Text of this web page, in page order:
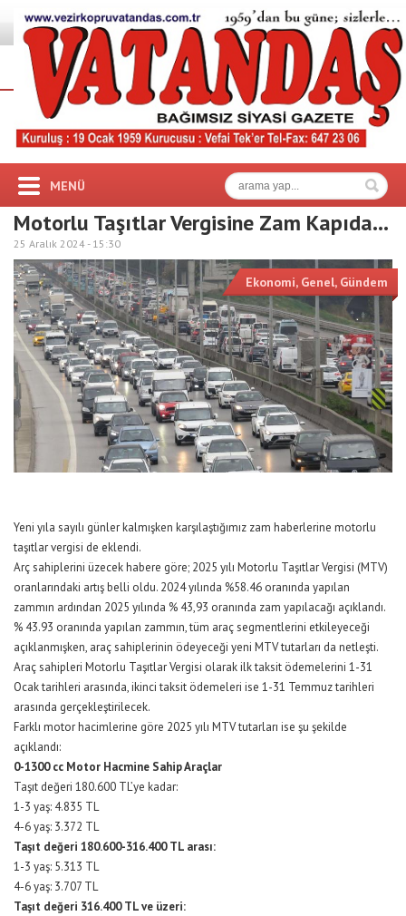
MENÜ
Motorlu Taşıtlar Vergisine Zam Kapıda…
25 Aralık 2024 - 15:30
Ekonomi, Genel, Gündem
Yeni yıla sayılı günler kalmışken karşılaştığımız zam haberlerine motorlu
taşıtlar vergisi de eklendi.
Arç sahiplerini üzecek habere göre; 2025 yılı Motorlu Taşıtlar Vergisi (MTV)
oranlarındaki artış belli oldu. 2024 yılında %58.46 oranında yapılan
zammın ardından 2025 yılında % 43,93 oranında zam yapılacağı açıklandı.
% 43.93 oranında yapılan zammın, tüm araç segmentlerini etkileyeceği
açıklanmışken, araç sahiplerinin ödeyeceği yeni MTV tutarları da netleşti.
Araç sahipleri Motorlu Taşıtlar Vergisi olarak ilk taksit ödemelerini 1-31
Ocak tarihleri arasında, ikinci taksit ödemeleri ise 1-31 Temmuz tarihleri
arasında gerçekleştirilecek.
Farklı motor hacimlerine göre 2025 yılı MTV tutarları ise şu şekilde
açıklandı:
0-1300 cc Motor Hacmine Sahip Araçlar
Taşıt değeri 180.600 TL’ye kadar:
1-3 yaş: 4.835 TL
4-6 yaş: 3.372 TL
Taşıt değeri 180.600-316.400 TL arası:
1-3 yaş: 5.313 TL
4-6 yaş: 3.707 TL
Taşıt değeri 316.400 TL ve üzeri: